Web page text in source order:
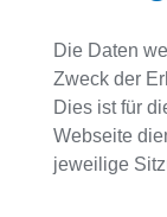
Die Daten
Zweck der
Dies ist für
Webseite
jeweilige